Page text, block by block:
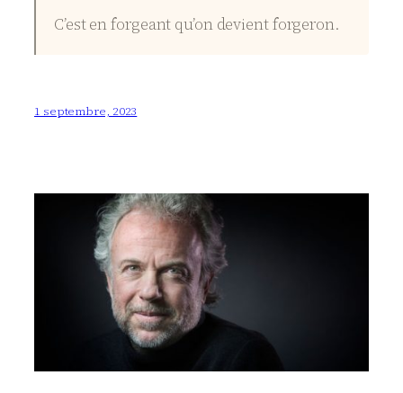
C’est en forgeant qu’on devient forgeron.
1 septembre, 2023